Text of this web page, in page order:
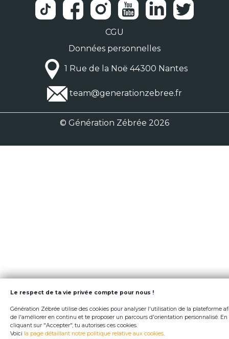
CGU
Données personnelles
1 Rue de la Noë 44300 Nantes
team@generationzebree.fr
© Génération Zébrée 2026
Le respect de ta vie privée compte pour nous !
Génération Zébrée utilise des cookies pour analyser l'utilisation de la plateforme
de l'améliorer en continu et te proposer un parcours d'orientation personnalisé. En
cliquant sur "Accepter", tu autorises ces cookies.
Voici la page détaillant notre politique relative aux cookies.